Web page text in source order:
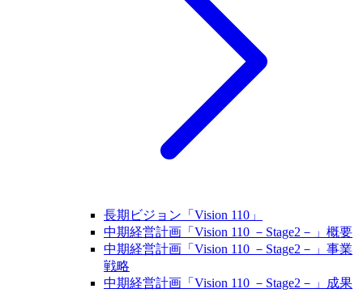
長期ビジョン「Vision 110」
中期経営計画「Vision 110 －Stage2－」概要
中期経営計画「Vision 110 －Stage2－」事業
戦略
中期経営計画「Vision 110 －Stage2－」成果